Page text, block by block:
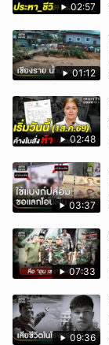
02:57
01:12
02:48
03:37
07:33
09:36